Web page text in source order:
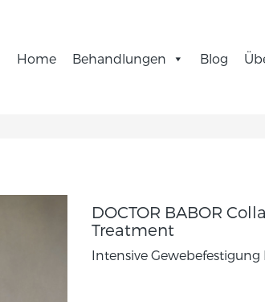
Home Behandlungen Blog
DOCTOR BABOR
Treatment
Intensive